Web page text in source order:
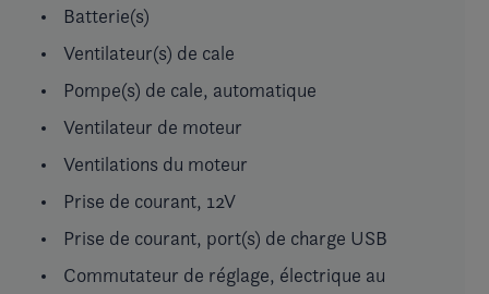
Batterie(s)
Ventilateur(s) de cale
Pompe(s) de cale, automatique
Ventilateur de moteur
Ventilations du moteur
Prise de courant, 12V
Prise de courant, port(s) de charge USB
Commutateur de réglage, électrique au